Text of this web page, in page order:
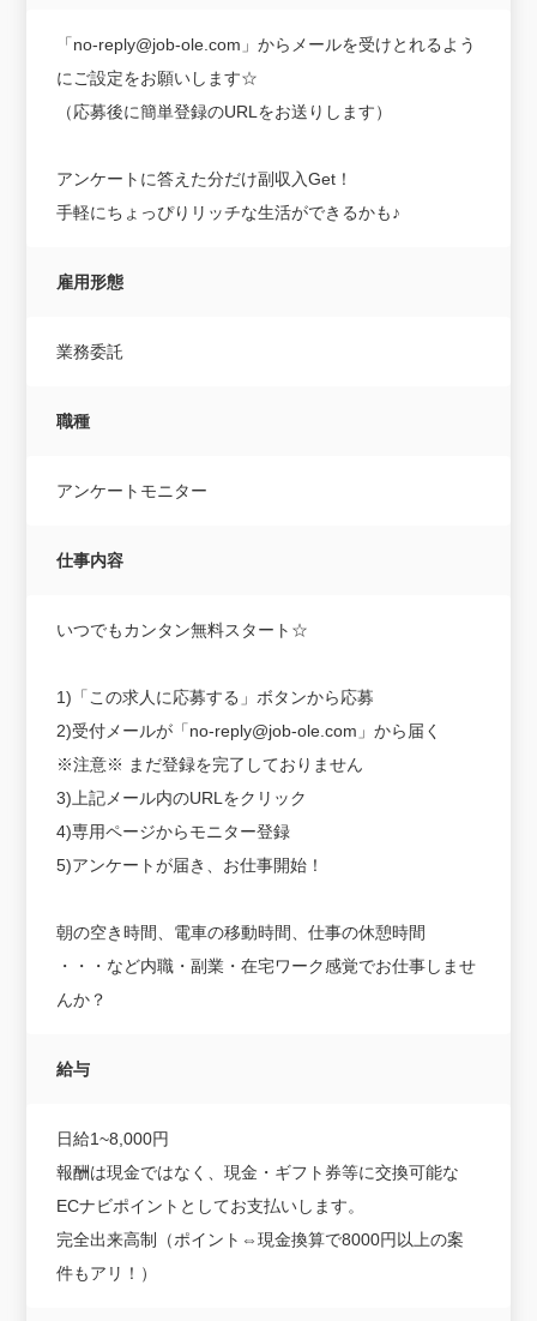
「no-reply@job-ole.com」からメールを受けとれるよう
にご設定をお願いします☆
（応募後に簡単登録のURLをお送りします）
アンケートに答えた分だけ副収入Get！
手軽にちょっぴりリッチな生活ができるかも♪
雇用形態
業務委託
職種
アンケートモニター
仕事内容
いつでもカンタン無料スタート☆
1)「この求人に応募する」ボタンから応募
2)受付メールが「no-reply@job-ole.com」から届く
※注意※ まだ登録を完了しておりません
3)上記メール内のURLをクリック
4)専用ページからモニター登録
5)アンケートが届き、お仕事開始！
朝の空き時間、電車の移動時間、仕事の休憩時間
・・・など内職・副業・在宅ワーク感覚でお仕事しませ
んか？
給与
日給1~8,000円
報酬は現金ではなく、現金・ギフト券等に交換可能な
ECナビポイントとしてお支払いします。
完全出来高制（ポイント⇔現金換算で8000円以上の案
件もアリ！）